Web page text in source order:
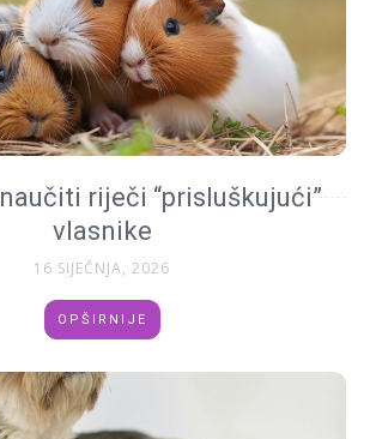
riječi “prisluškujući”
vlasnike
16 SIJEČNJA, 2026
OPŠIRNIJE